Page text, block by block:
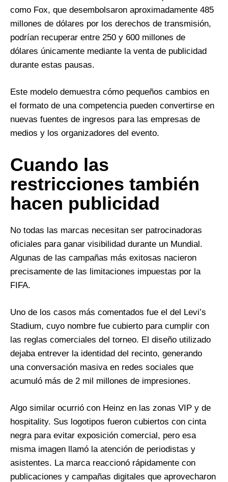
como Fox, que desembolsaron aproximadamente 485
millones de dólares por los derechos de transmisión,
podrían recuperar entre 250 y 600 millones de
dólares únicamente mediante la venta de publicidad
durante estas pausas.
Este modelo demuestra cómo pequeños cambios en
el formato de una competencia pueden convertirse en
nuevas fuentes de ingresos para las empresas de
medios y los organizadores del evento.
Cuando las
restricciones también
hacen publicidad
No todas las marcas necesitan ser patrocinadoras
oficiales para ganar visibilidad durante un Mundial.
Algunas de las campañas más exitosas nacieron
precisamente de las limitaciones impuestas por la
FIFA.
Uno de los casos más comentados fue el del Levi’s
Stadium, cuyo nombre fue cubierto para cumplir con
las reglas comerciales del torneo. El diseño utilizado
dejaba entrever la identidad del recinto, generando
una conversación masiva en redes sociales que
acumuló más de 2 mil millones de impresiones.
Algo similar ocurrió con Heinz en las zonas VIP y de
hospitality. Sus logotipos fueron cubiertos con cinta
negra para evitar exposición comercial, pero esa
misma imagen llamó la atención de periodistas y
asistentes. La marca reaccionó rápidamente con
publicaciones y campañas digitales que aprovecharon